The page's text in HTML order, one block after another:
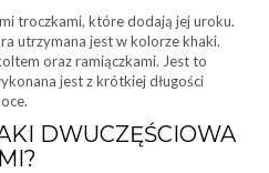
troczkami, które dodają jej uroku.
utrzymana jest w kolorze khaki.
oraz ramiączkami. Jest to
jest z krótkiej długości
DWUCZĘŚCIOWA